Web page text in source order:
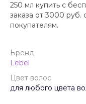
250 мл купить с
заказа от 3000 руб.
покупателям.
Бренд
Lebel
Цвет волос
для любого цвета